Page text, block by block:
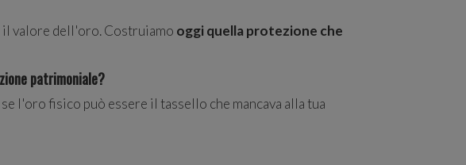
il valore dell'oro. Costruiamo oggi quella protezione che
patrimoniale?
l'oro fisico può essere il tassello che mancava alla tua